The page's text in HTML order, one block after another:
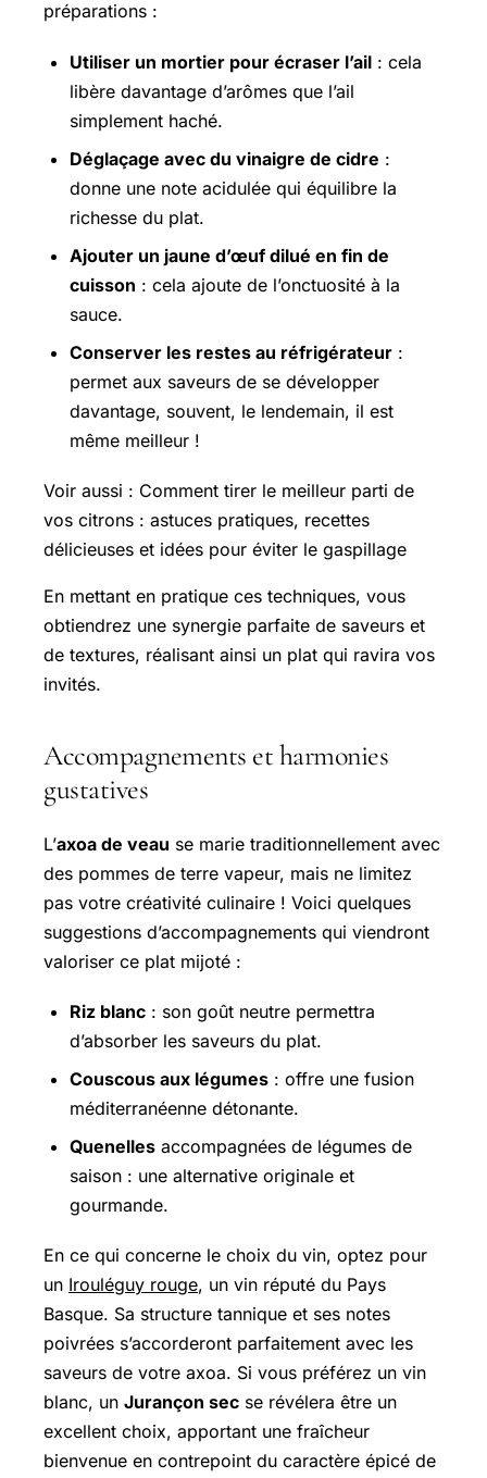
préparations :
Utiliser un mortier pour écraser l’ail : cela
libère davantage d’arômes que l’ail
simplement haché.
Déglaçage avec du vinaigre de cidre :
donne une note acidulée qui équilibre la
richesse du plat.
Ajouter un jaune d’œuf dilué en fin de
cuisson : cela ajoute de l’onctuosité à la
sauce.
Conserver les restes au réfrigérateur :
permet aux saveurs de se développer
davantage, souvent, le lendemain, il est
même meilleur !
Voir aussi : Comment tirer le meilleur parti de
vos citrons : astuces pratiques, recettes
délicieuses et idées pour éviter le gaspillage
En mettant en pratique ces techniques, vous
obtiendrez une synergie parfaite de saveurs et
de textures, réalisant ainsi un plat qui ravira vos
invités.
Accompagnements et harmonies
gustatives
L’axoa de veau se marie traditionnellement avec
des pommes de terre vapeur, mais ne limitez
pas votre créativité culinaire ! Voici quelques
suggestions d’accompagnements qui viendront
valoriser ce plat mijoté :
Riz blanc : son goût neutre permettra
d’absorber les saveurs du plat.
Couscous aux légumes : offre une fusion
méditerranéenne détonante.
Quenelles accompagnées de légumes de
saison : une alternative originale et
gourmande.
En ce qui concerne le choix du vin, optez pour
un Irouléguy rouge, un vin réputé du Pays
Basque. Sa structure tannique et ses notes
poivrées s’accorderont parfaitement avec les
saveurs de votre axoa. Si vous préférez un vin
blanc, un Jurançon sec se révélera être un
excellent choix, apportant une fraîcheur
bienvenue en contrepoint du caractère épicé de